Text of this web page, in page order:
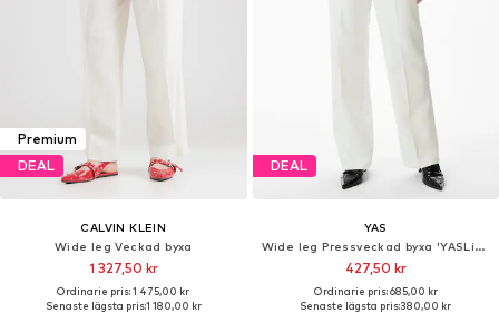
Premium
DEAL
CALVIN KLEIN
Wide leg Veckad byxa
1 327,50 kr
Ordinarie pris: 1 475,00 kr
Senaste lägsta pris:1 180,00 kr
DEAL
YAS
Wide leg Pressveckad byxa 'YASLikka'
427,50 kr
Ordinarie pris: 685,00 kr
Senaste lägsta pris:380,00 kr